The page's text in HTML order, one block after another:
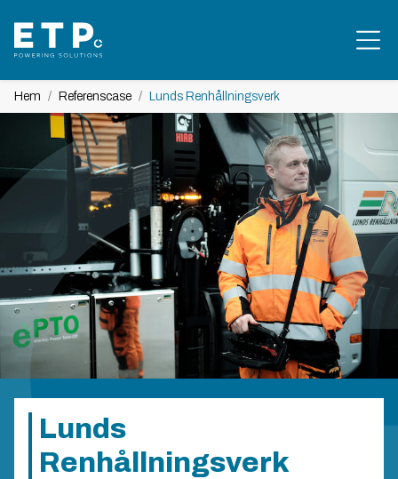
Hem Referenscase Lunds Renhållningsverk
Lunds
Renhållningsverk